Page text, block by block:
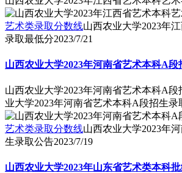
艺术类录取分数线山西农业大学2023年
录取最低分2023/7/21
山西农业大学2023年河南省艺术本科A
山西农业大学2023年河南省艺术本科A
业大学2023年河南省艺术本科A段招生录
艺术类录取分数线山西农业大学2023年
生录取公告2023/7/19
山西农业大学2023年山东省艺术类本科